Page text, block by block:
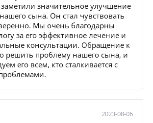
значительное улучшение
сына. Он стал чувствовать
Мы очень благодарны
за его эффективное лечение и
консультации. Обращение к
решить проблему нашего сына, и
его всем, кто сталкивается с
2023-08-06